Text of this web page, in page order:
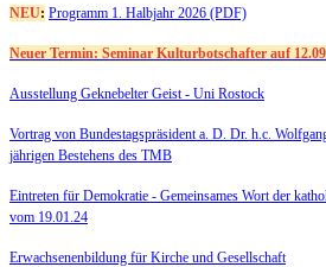
NEU: Programm 1. Halbjahr 2026 (PDF)
Neuer Termin: Seminar Kulturbotschafter auf
Ausstellung Geknebelter Geist - Uni Rostock
Vortrag von Bundestagspräsident a. D. Dr. h.c.
jährigen Bestehens des TMB
Eintreten für Demokratie - Gemeinsames Wort der
vom 19.01.24
Erwachsenenbildung für Kirche und Gesellschaft